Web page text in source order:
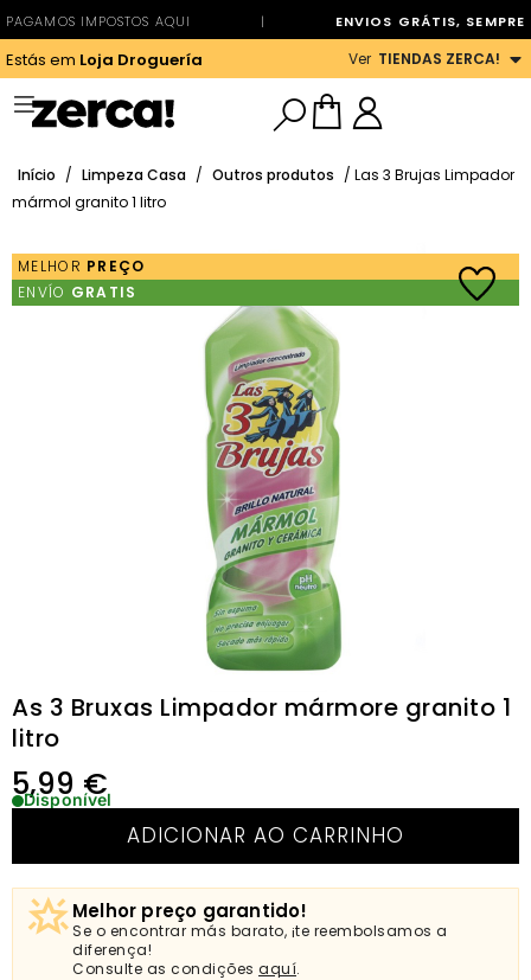
PAGAMOS IMPOSTOS AQUI | ENVIOS GRÁTIS, SEMPRE
Estás em Loja Droguería Ver TIENDAS ZERCA!
Início / Limpeza Casa / Outros produtos / Las 3 Brujas Limpador
mármol granito 1 litro
MELHOR PREÇO
ENVÍO GRATIS
As 3 Bruxas Limpador mármore granito 1
litro
5,99 €
Disponível
ADICIONAR AO CARRINHO
Melhor preço garantido!
Se o encontrar más barato, ¡te reembolsamos a
diferença!
Consulte as condições aquí.